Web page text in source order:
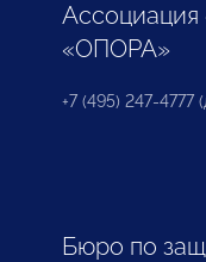
«ОПОРА»
+7 (495) 247-4777
Бюро по